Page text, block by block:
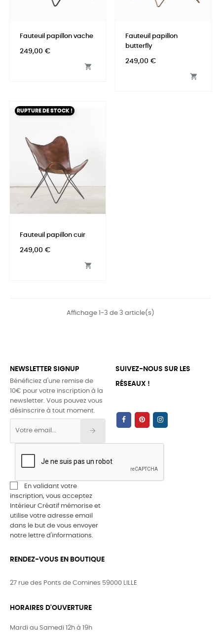
Fauteuil papillon vache
Prix
249,00 €

Fauteuil papillon
butterfly
Prix
249,00 €

RUPTURE DE STOCK !
Fauteuil papillon cuir
Prix
249,00 €

Affichage 1-3 de 3 article(s)
NEWSLETTER SIGNUP
Bénéficiez d'une remise de
10€ pour votre inscription à la
newsletter. Vous pouvez vous
désinscrire à tout moment.
En validant votre
inscription, vous acceptez
Intérieur Créatif mémorise et
utilise votre adresse email
dans le but de vous envoyer
notre lettre d'informations.
SUIVEZ-NOUS SUR LES
RÉSEAUX !
RENDEZ-VOUS EN BOUTIQUE
27 rue des Ponts de Comines 59000 LILLE
HORAIRES D'OUVERTURE
Mardi au Samedi 12h à 19h